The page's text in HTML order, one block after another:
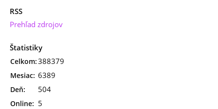
RSS
Prehľad zdrojov
Štatistiky
Online: 5
Celkom:388379
Mesiac: 6389
Deň: 504